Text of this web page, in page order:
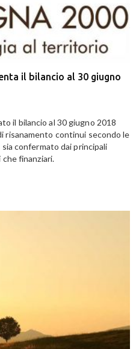
il bilancio al 30 giugno
il bilancio al 30 giugno 2018
risanamento continui secondo le
confermato daiprincipali
finanziari.